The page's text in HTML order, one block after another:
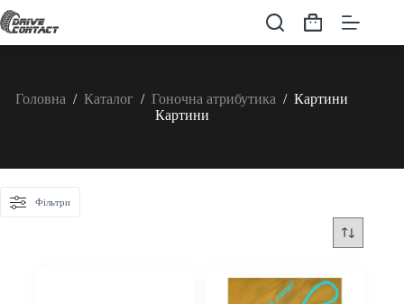
Перейти
до
Кошик
Головна / Каталог / Гоночна атрибутика / Картини
Картини
Фільтри